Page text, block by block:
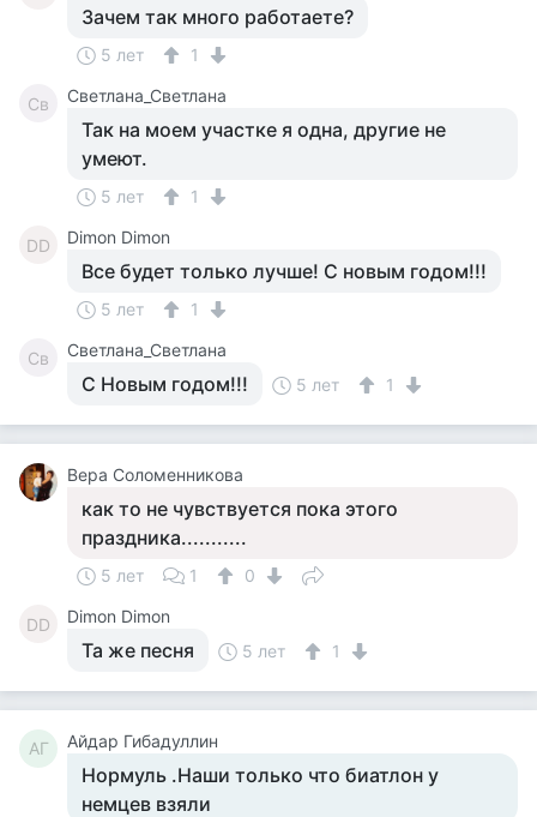
Зачем так много работаете?
5 лет 1
Св Светлана_Светлана
Так на моем участке я одна, другие не
умеют.
5 лет 1
DD Dimon Dimon
Все будет только лучше! С новым годом!!!
5 лет 1
Св Светлана_Светлана
С Новым годом!!! 5 лет 1
Вера Соломенникова
как то не чувствуется пока этого
праздника...........
5 лет 1 0
DD Dimon Dimon
Та же песня 5 лет 1
АГ Айдар Гибадуллин
Нормуль .Наши только что биатлон у
немцев взяли